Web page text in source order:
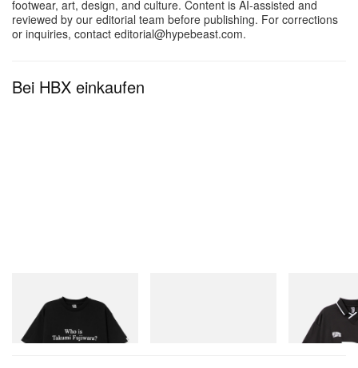
001 „Ares Grey“ soll am 22. Januar 2026
footwear, art, design, and culture. Content is AI-assisted and
reviewed by our editorial team before publishing. For corrections
or inquiries, contact editorial@hypebeast.com.
Bei HBX einkaufen
Billionaire Boys Club X Initial
D Cotton T-Shirt 3
Jetzt einkaufen
Billionaire
D Game Shirt
Jetzt einkaufen